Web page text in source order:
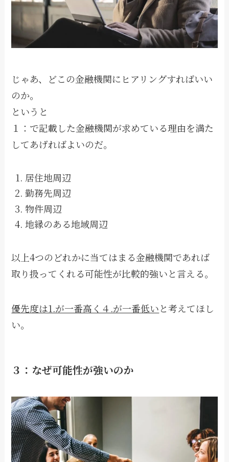
じゃあ、どこの金融機関にヒアリングすればいい
のか。
というと
１：で記載した金融機関が求めている理由を満た
してあげればよいのだ。
居住地周辺
勤務先周辺
物件周辺
地縁のある地域周辺
以上4つのどれかに当てはまる金融機関であれば
取り扱ってくれる可能性が比較的強いと言える。
優先度は1.が一番高く４.が一番低いと考えてほし
い。
３：なぜ可能性が強いのか